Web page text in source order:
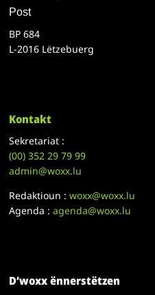
Post
BP 684
L-2016 Lëtzebuerg
Kontakt
Sekretariat :
(00)352 29 79 99
admin@woxx.lu
Redaktioun :woxx@woxx.lu
Agenda :agenda@woxx.lu
D’woxx ënnerstëtzen